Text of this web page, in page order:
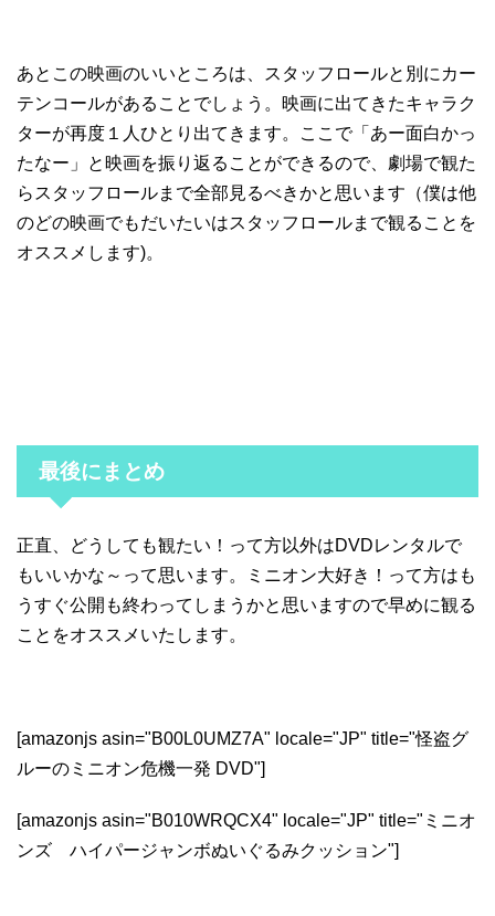
あとこの映画のいいところは、スタッフロールと別にカー
テンコールがあることでしょう。映画に出てきたキャラク
ターが再度１人ひとり出てきます。ここで「あー面白かっ
たなー」と映画を振り返ることができるので、劇場で観た
らスタッフロールまで全部見るべきかと思います（僕は他
のどの映画でもだいたいはスタッフロールまで観ることを
オススメします)。
最後にまとめ
正直、どうしても観たい！って方以外はDVDレンタルで
もいいかな～って思います。ミニオン大好き！って方はも
うすぐ公開も終わってしまうかと思いますので早めに観る
ことをオススメいたします。
[amazonjs asin="B00L0UMZ7A" locale="JP" title="怪盗グ
ルーのミニオン危機一発 DVD"]
[amazonjs asin="B010WRQCX4" locale="JP" title="ミニオ
ンズ ハイパージャンボぬいぐるみクッション"]